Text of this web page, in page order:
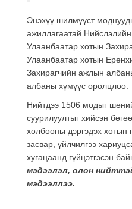
Энэхүү шилмүүст
ажиллагаатай
Улаанбаатар хотын
Улаанбаатар хотын
Захирагчийн ажлын
албаны хүмүүс оролцлоо.
Нийтдээ 1506 модыг
суурилуултыг хийсэн
холбооны дэргэдэх хотын
засвар, үйлчилгээ
хугацаанд гүйцэтгэсэн
мэдээлэл, олон
мэдээллээ.